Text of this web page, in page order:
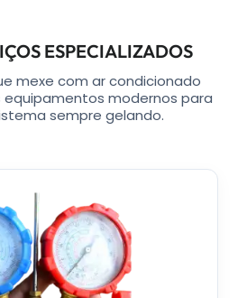
ESPECIALIZADOS
mexe com ar condicionado
modernos para
sempre gelando.